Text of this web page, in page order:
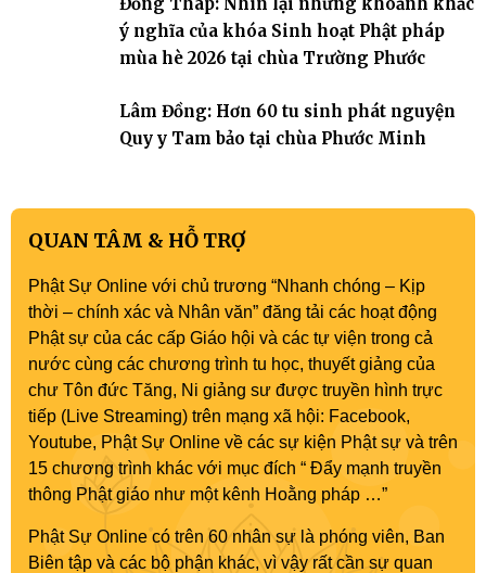
ý nghĩa của khóa Sinh hoạt Phật pháp
mùa hè 2026 tại chùa Trường Phước
Lâm Đồng: Hơn 60 tu sinh phát nguyện
Quy y Tam bảo tại chùa Phước Minh
QUAN TÂM & HỖ TRỢ
Phật Sự Online với chủ trương “Nhanh chóng – Kịp
thời – chính xác và Nhân văn” đăng tải các hoạt động
Phật sự của các cấp Giáo hội và các tự viện trong cả
nước cùng các chương trình tu học, thuyết giảng của
chư Tôn đức Tăng, Ni giảng sư được truyền hình trực
tiếp (Live Streaming) trên mạng xã hội: Facebook,
Youtube, Phật Sự Online về các sự kiện Phật sự và trên
15 chương trình khác với mục đích “ Đẩy mạnh truyền
thông Phật giáo như một kênh Hoằng pháp …”
Phật Sự Online có trên 60 nhân sự là phóng viên, Ban
Biên tập và các bộ phận khác, vì vậy rất cần sự quan